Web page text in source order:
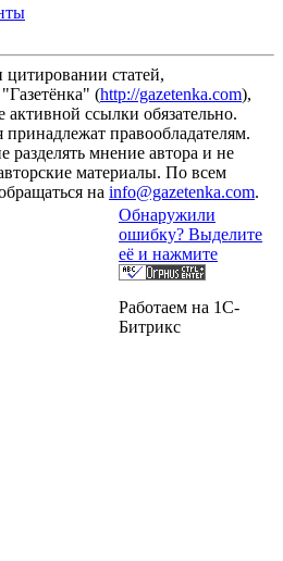
статей,
(http://gazetenka.com),
активной ссылки обязательно.
правообладателям.
разделять мнение автора и не
материалы. По всем
на info@gazetenka.com.
Обнаружили
ошибку? Выделите
её и нажмите
Работаем на 1C-
Битрикс